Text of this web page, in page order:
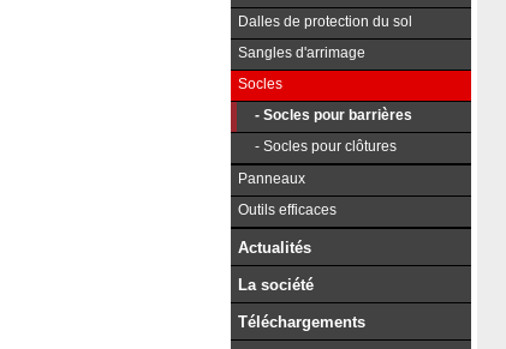
Dalles de protection du sol
Sangles d'arrimage
Socles
- Socles pour barrières
- Socles pour clôtures
Panneaux
Outils efficaces
Actualités
La société
Téléchargements